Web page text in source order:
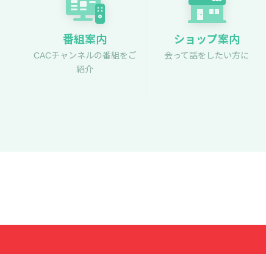
番組案内
CACチャンネルの番組をご
紹介
ショップ案内
会って話をしたい方に